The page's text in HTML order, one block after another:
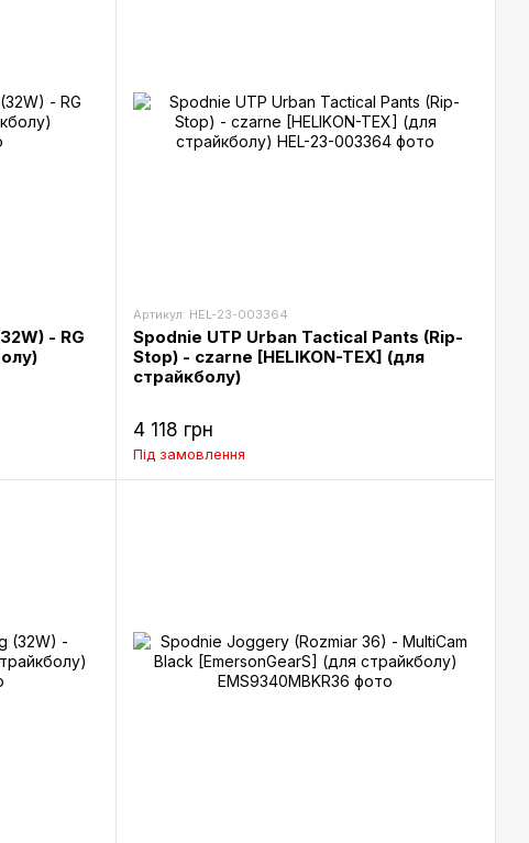
- RG
Артикул: HEL-23-003364
Spodnie UTP Urban Tactical Pants (Rip-
Stop) - czarne [HELIKON-TEX] (для
страйкболу)
4 118 грн
Під замовлення